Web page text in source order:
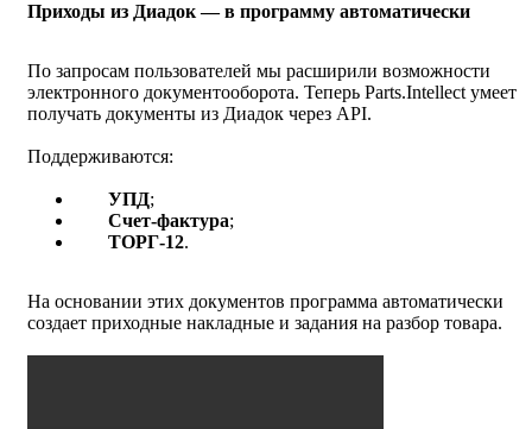
Приходы из Диадок — в программу автоматически
По запросам пользователей мы расширили возможности
электронного документооборота. Теперь Parts.Intellect умеет
получать документы из Диадок через API.
Поддерживаются:
УПД;
Cчет‑фактура;
ТОРГ‑12.
На основании этих документов программа автоматически
создает приходные накладные и задания на разбор товара.